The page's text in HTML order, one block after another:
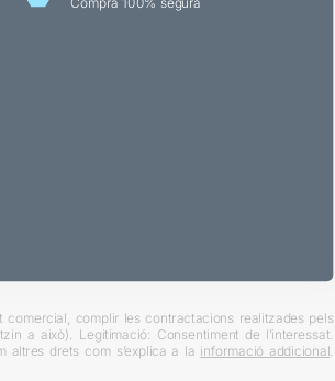
comercial, complir les contractacions realitzades pels
a això). Legitimació: Consentiment de l’interessat.
altres drets com s’explica a la informació addicional